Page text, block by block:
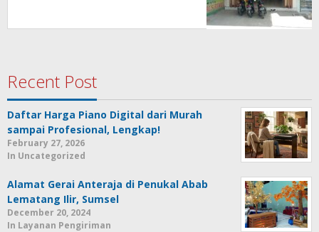
Recent Post
Daftar Harga Piano Digital dari Murah
sampai Profesional, Lengkap!
February 27, 2026
In Uncategorized
Alamat Gerai Anteraja di Penukal Abab
Lematang Ilir, Sumsel
December 20, 2024
In Layanan Pengiriman